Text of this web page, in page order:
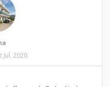
Jul, 2020